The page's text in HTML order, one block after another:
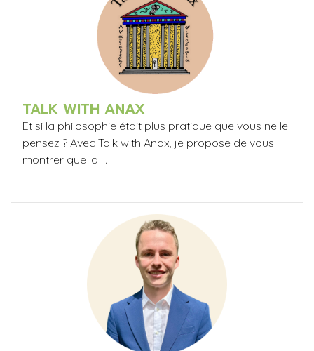
TALK WITH ANAX
Et si la philosophie était plus pratique que vous ne le
pensez ? Avec Talk with Anax, je propose de vous
montrer que la ...